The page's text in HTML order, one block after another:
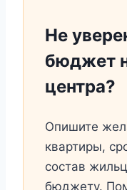
Не
бюджет
центра?
Опишите
квартиры,
состав
бюджету.